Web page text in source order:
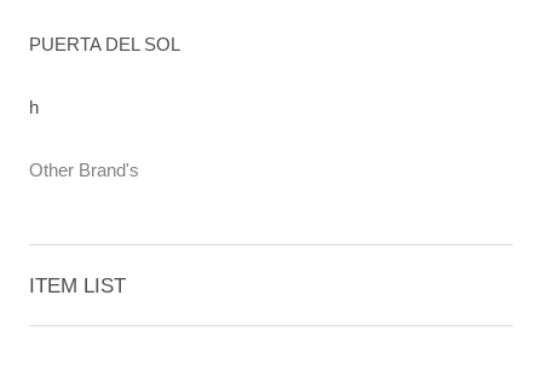
PUERTA DEL SOL
h
Other Brand's
ITEM LIST